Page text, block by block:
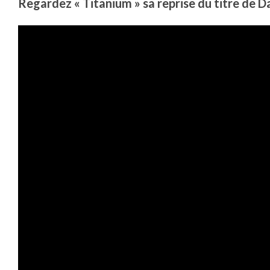
Regardez « Titanium » sa reprise du titre de